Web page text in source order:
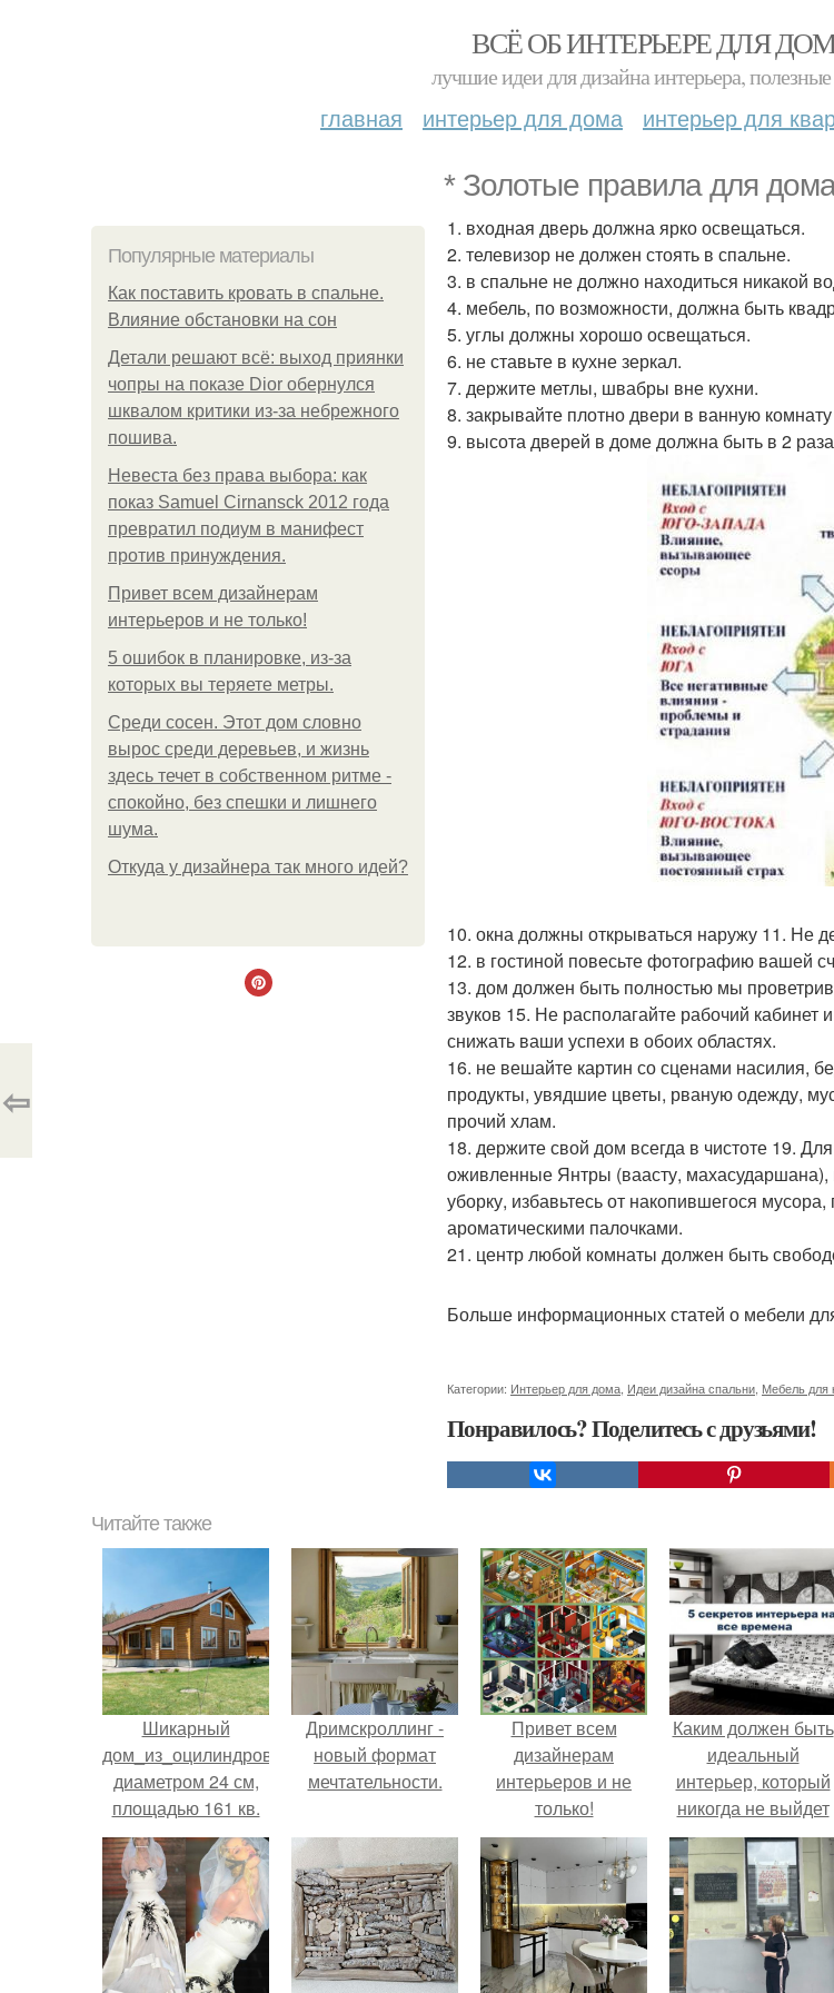
ВСЁ ОБ ИНТЕРЬЕРЕ ДЛЯ
лучшие идеи для дизайна интерьера,
главная интерьер для дома интерьер для
* Золотые правила для
Популярные материалы
Как поставить кровать в спальне.
Влияние обстановки на сон
Детали решают всё: выход приянки
чопры на показе Dior обернулся
шквалом критики из-за небрежного
пошива.
Невеста без права выбора: как
показ Samuel Cirnansck 2012 года
превратил подиум в манифест
против принуждения.
Привет всем дизайнерам
интерьеров и не только!
5 ошибок в планировке, из-за
которых вы теряете метры.
Среди сосен. Этот дом словно
вырос среди деревьев, и жизнь
здесь течет в собственном ритме -
спокойно, без спешки и лишнего
шума.
Откуда у дизайнера так много идей?
1. входная дверь должна ярко освещаться.
2. телевизор не должен стоять в спальне.
3. в спальне не должно находиться никакой
4. мебель, по возможности, должна быть
5. углы должны хорошо освещаться.
6. не ставьте в кухне зеркал.
7. держите метлы, швабры вне кухни.
8. закрывайте плотно двери в ванную комнату
9. высота дверей в доме должна быть в 2
10. окна должны открываться наружу 11. Не
12. в гостиной повесьте фотографию вашей
13. дом должен быть полностью мы
звуков 15. Не располагайте рабочий кабинет
снижать ваши успехи в обоих областях.
16. не вешайте картин со сценами насилия,
продукты, увядшие цветы, рваную одежду,
прочий хлам.
18. держите свой дом всегда в чистоте 19.
оживленные Янтры (ваасту,
уборку, избавьтесь от накопившегося
ароматическими палочками.
21. центр любой комнаты должен быть
Больше информационных статей о мебели
Категории: Интерьер для дома Идеи дизайна спальни Мебель для
Понравилось? Поделитесь с друзьями!
⇦
Читайте также
Шикарный
дом_из_оцилиндрованного_бревна
диаметром 24 см,
площадью 161 кв.
Дримскроллинг -
новый формат
мечтательности.
Привет всем
дизайнерам
интерьеров и не
только!
Каким должен быть
идеальный
интерьер, который
никогда не выйдет
из моды?